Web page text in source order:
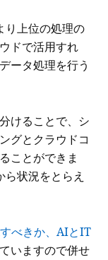
り上位の処理の
ドで活用すれ
ータ処理を行う
けることで、シ
グとクラウドコ
ことができま
状況をとらえ
べきか、AIとIT
いますので併せ